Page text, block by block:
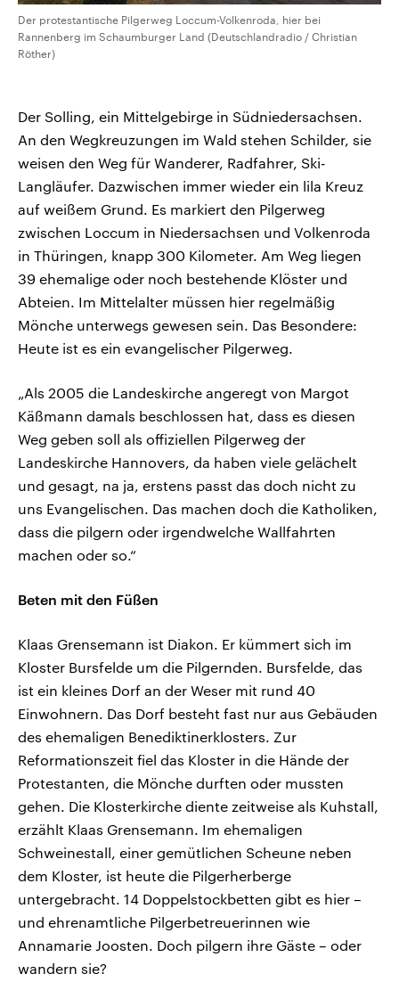
Der protestantische Pilgerweg Loccum-Volkenroda, hier bei
Rannenberg im Schaumburger Land (Deutschlandradio / Christian
Röther)
Der Solling, ein Mittelgebirge in Südniedersachsen.
An den Wegkreuzungen im Wald stehen Schilder, sie
weisen den Weg für Wanderer, Radfahrer, Ski-
Langläufer. Dazwischen immer wieder ein lila Kreuz
auf weißem Grund. Es markiert den Pilgerweg
zwischen Loccum in Niedersachsen und Volkenroda
in Thüringen, knapp 300 Kilometer. Am Weg liegen
39 ehemalige oder noch bestehende Klöster und
Abteien. Im Mittelalter müssen hier regelmäßig
Mönche unterwegs gewesen sein. Das Besondere:
Heute ist es ein evangelischer Pilgerweg.
„Als 2005 die Landeskirche angeregt von Margot
Käßmann damals beschlossen hat, dass es diesen
Weg geben soll als offiziellen Pilgerweg der
Landeskirche Hannovers, da haben viele gelächelt
und gesagt, na ja, erstens passt das doch nicht zu
uns Evangelischen. Das machen doch die Katholiken,
dass die pilgern oder irgendwelche Wallfahrten
machen oder so.“
Beten mit den Füßen
Klaas Grensemann ist Diakon. Er kümmert sich im
Kloster Bursfelde um die Pilgernden. Bursfelde, das
ist ein kleines Dorf an der Weser mit rund 40
Einwohnern. Das Dorf besteht fast nur aus Gebäuden
des ehemaligen Benediktinerklosters. Zur
Reformationszeit fiel das Kloster in die Hände der
Protestanten, die Mönche durften oder mussten
gehen. Die Klosterkirche diente zeitweise als Kuhstall,
erzählt Klaas Grensemann. Im ehemaligen
Schweinestall, einer gemütlichen Scheune neben
dem Kloster, ist heute die Pilgerherberge
untergebracht. 14 Doppelstockbetten gibt es hier –
und ehrenamtliche Pilgerbetreuerinnen wie
Annamarie Joosten. Doch pilgern ihre Gäste – oder
wandern sie?